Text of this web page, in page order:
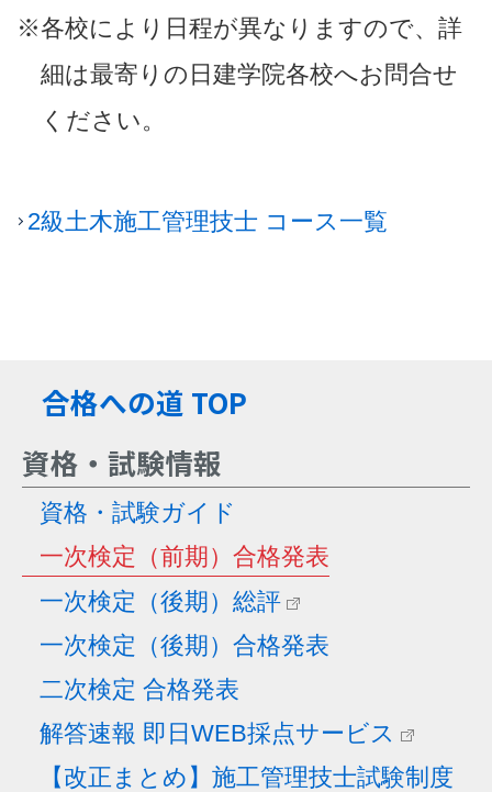
※各校により日程が異なりますので、詳
細は最寄りの日建学院各校へお問合せ
ください。
2級土木施工管理技士 コース一覧
合格への道 TOP
資格・試験情報
資格・試験ガイド
一次検定（前期）合格発表
一次検定（後期）総評
一次検定（後期）合格発表
二次検定 合格発表
解答速報 即日WEB採点サービス
【改正まとめ】施工管理技士試験制度